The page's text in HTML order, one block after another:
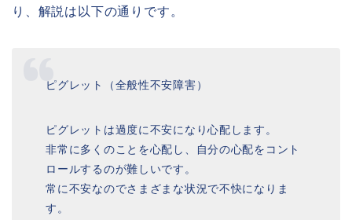
り、解説は以下の通りです。
ピグレット（全般性不安障害）
ピグレットは過度に不安になり心配します。
非常に多くのことを心配し、自分の心配をコント
ロールするのが難しいです。
常に不安なのでさまざまな状況で不快になりま
す。